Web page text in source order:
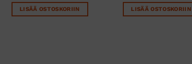
LISÄÄ OSTOSKORIIN LISÄÄ OSTOSKORIIN